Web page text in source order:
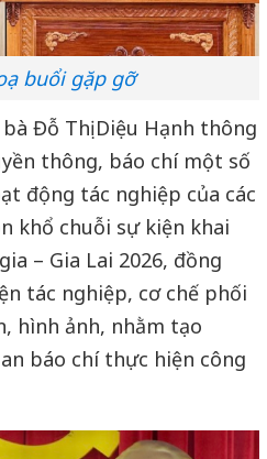
buổi gặp gỡ
Đỗ Thị Diệu Hạnh thông
thông, báo chí một số
động tác nghiệp của các
khổ chuỗi sự kiện khai
– Gia Lai 2026, đồng
tác nghiệp, cơ chế phối
hình ảnh, nhằm tạo
báo chí thực hiện công